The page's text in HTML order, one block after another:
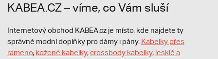
KABEA.CZ – víme, co Vám sluší
Internetový obchod KABEA.cz je místo, kde najdete ty
správné modní doplňky pro dámy i pány. Kabelky přes
rameno, kožené kabelky,crossbody kabelky, lesklé a